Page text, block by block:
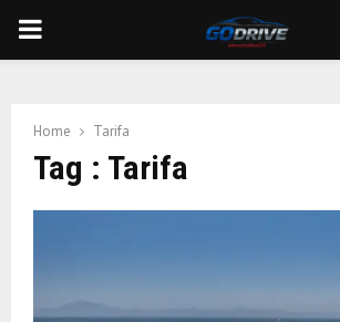
PRIMARY
Home Tarifa
Tag : Tarifa